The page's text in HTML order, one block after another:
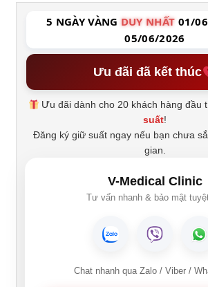
5 NGÀY VÀNG DUY NHẤT 01/
05/06/2026
Ưu đãi đã kết thúc
Ưu đãi dành cho 20 khách hàng
suất!
Đăng ký giữ suất ngay nếu bạn chưa
gian.
V-Medical Clinic
Tư vấn nhanh & bảo mật
Chat nhanh qua Zalo / Viber /